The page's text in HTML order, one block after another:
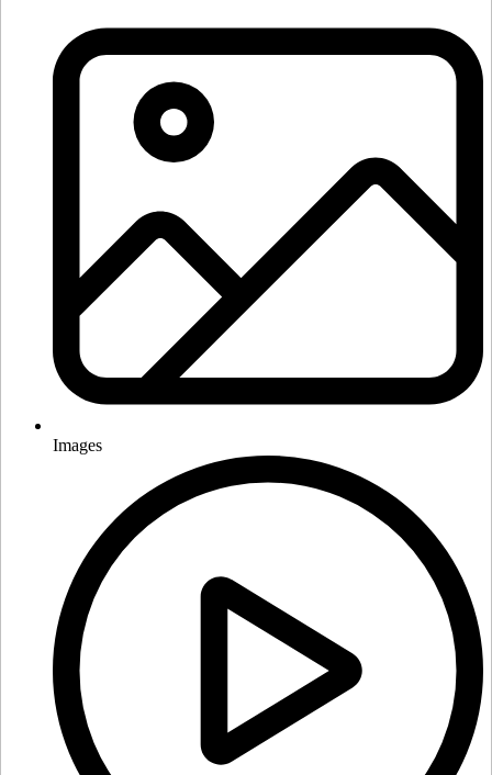
Images